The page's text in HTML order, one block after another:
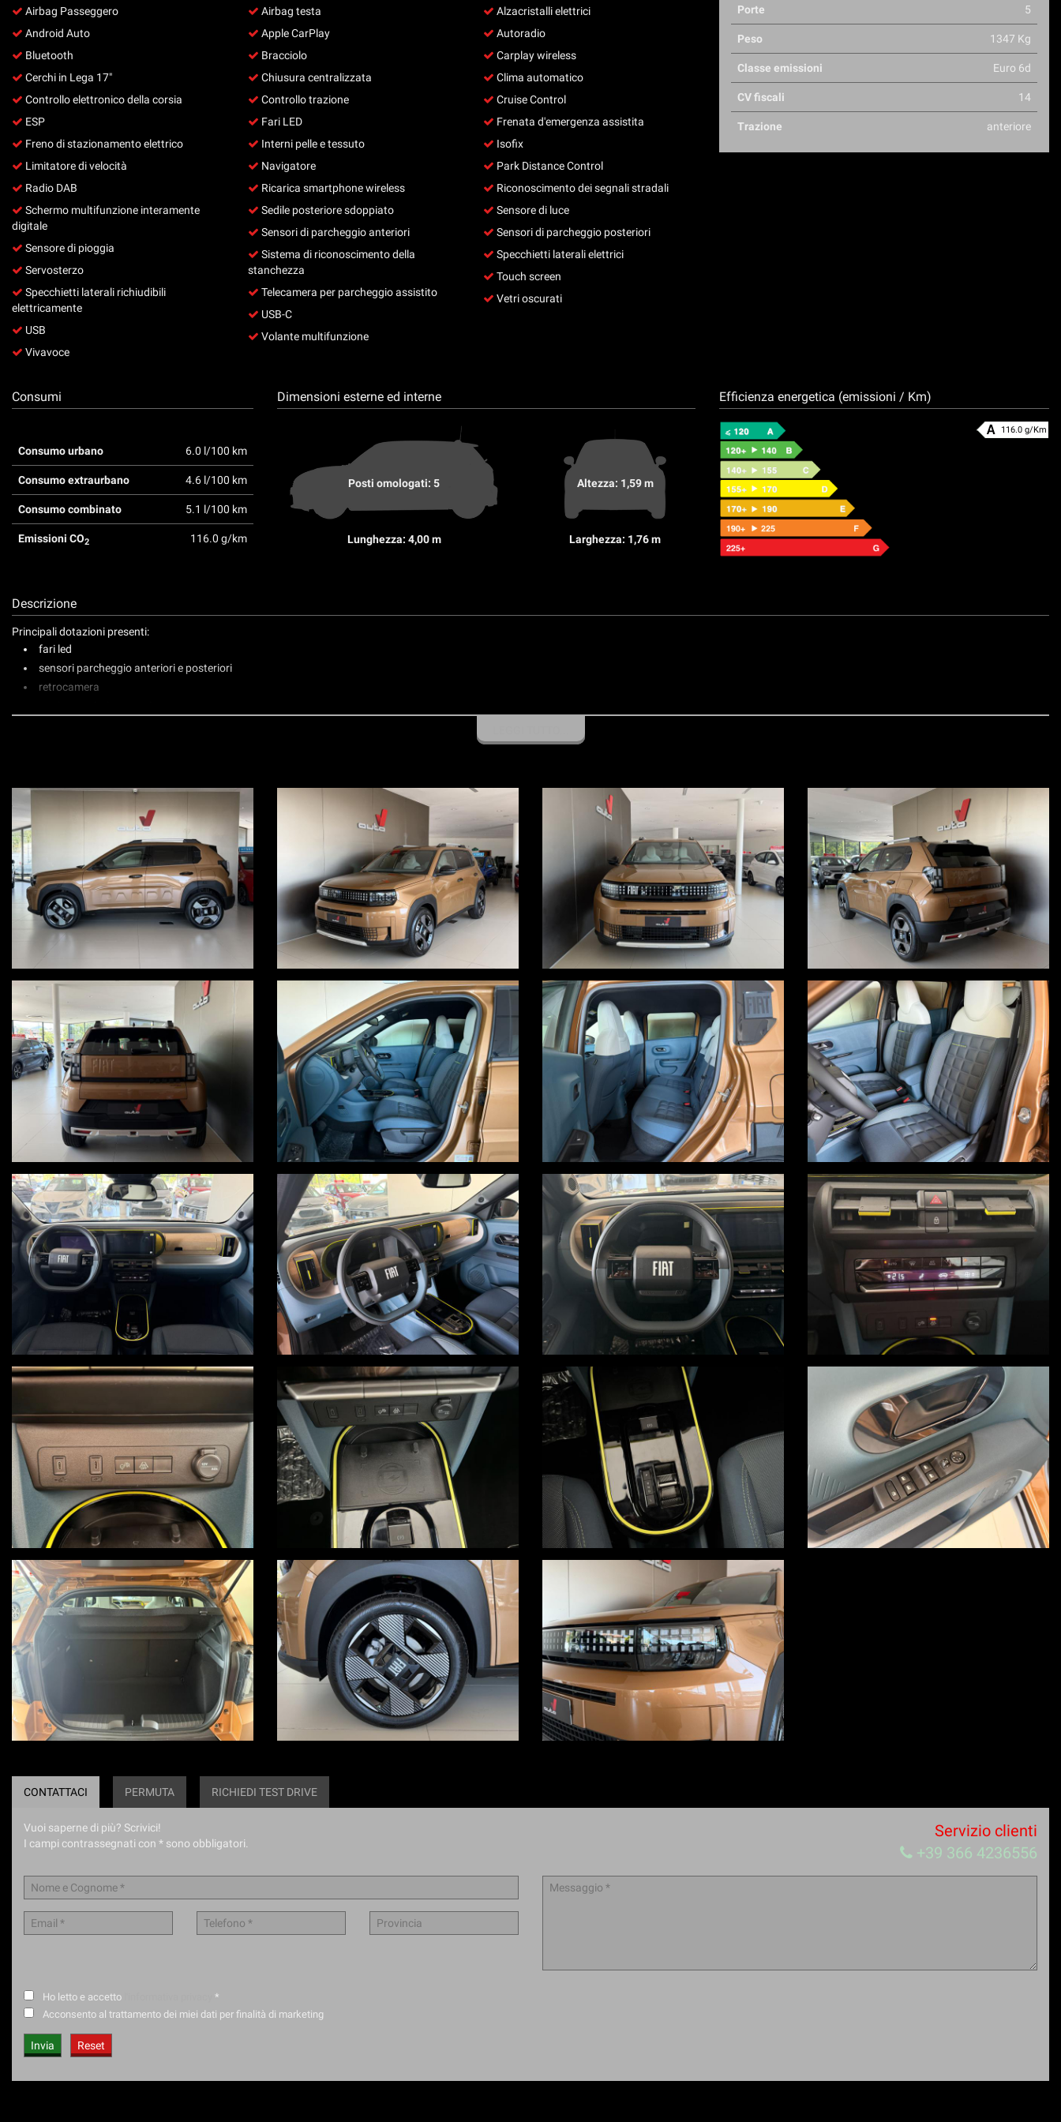
Airbag Passeggero
Android Auto
Bluetooth
Cerchi in Lega 17"
Controllo elettronico della corsia
ESP
Freno di stazionamento elettrico
Limitatore di velocità
Radio DAB
Schermo multifunzione interamente
digitale
Sensore di pioggia
Servosterzo
Specchietti laterali richiudibili
elettricamente
USB
Vivavoce
Airbag testa
Apple CarPlay
Bracciolo
Chiusura centralizzata
Controllo trazione
Fari LED
Interni pelle e tessuto
Navigatore
Ricarica smartphone wireless
Sedile posteriore sdoppiato
Sensori di parcheggio anteriori
Sistema di riconoscimento della
stanchezza
Telecamera per parcheggio assistito
USB-C
Volante multifunzione
Alzacristalli elettrici
Autoradio
Carplay wireless
Clima automatico
Cruise Control
Frenata d'emergenza assistita
Isofix
Park Distance Control
Riconoscimento dei segnali stradali
Sensore di luce
Sensori di parcheggio posteriori
Specchietti laterali elettrici
Touch screen
Vetri oscurati
Porte 5
Peso 1347 Kg
Classe emissioni Euro 6d
CV fiscali 14
Trazione anteriore
Consumi
Consumo urbano 6.0 l/100 km
Consumo extraurbano 4.6 l/100 km
Consumo combinato 5.1 l/100 km
Emissioni CO2 116.0 g/km
Dimensioni esterne ed interne
Posti omologati: 5
Lunghezza: 4,00 m
Altezza: 1,59 m
Larghezza: 1,76 m
Efficienza energetica (emissioni / Km)
116.0 g/Km
Descrizione
Principali dotazioni presenti:
fari led
sensori parcheggio anteriori e posteriori
retrocamera
carplay wireless
navigatore
controllo elettronico della corsia
cruise control
limitatore di velocità
sensori luce epioggia
frenata d'emergenza assistita
specchi retrovisori esterni regolabili e ripiegabili elettricamente
OFFERTA ABBINATA A PROMO V, VALIDA ESCLUSIVAMENTE CON SOTTOSCRIZIONE DI UN FINANZIAMENTO
Per ulteriori informazioni, visita il nostro sito www.autov.it
Condizioni chiare, certe e trasparenti
Permutiamo o rottamiamo il tuo usato
Consegna a domicilio in tutta Italia, isole comprese, salvo accordo economico
Visita il nostro sito www.autov.it
Decliniamo ogni responsabilità per eventuali involontari errori inseriti nell'annuncio, i quali non rappresentano un impegno contrattuale
PER INFO UGO 3664236556 - LUCA 3383597785
CONTATTACI PERMUTA RICHIEDI TEST DRIVE
Vuoi saperne di più? Scrivici!
I campi contrassegnati con * sono obbligatori.
Servizio clienti
+39 366 4236556
Ho letto e accetto
*
Acconsento al trattamento dei miei dati per finalità di marketing
questi
strumenti
tracciamento
si
rimanda
cookie
policy.
rivedere
e
modificare
le
tue
scelte
in
momento.
Cookie delle preferenze